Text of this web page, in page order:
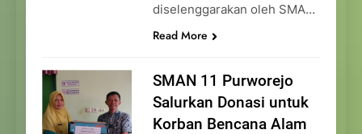
diselenggarakan oleh SMA…
Read More
SMAN 11 Purworejo
Salurkan Donasi untuk
Korban Bencana Alam